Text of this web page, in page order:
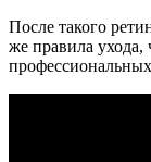
После такого
же правила ухода,